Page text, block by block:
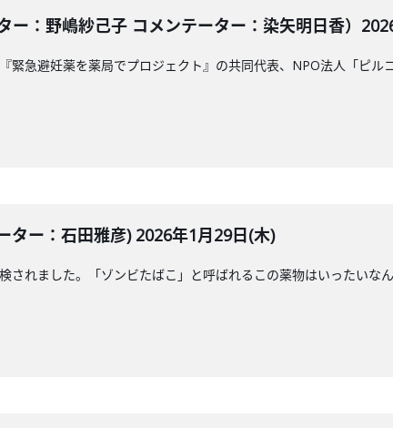
ー：野嶋紗己子 コメンテーター：染矢明日香）
緊急避妊薬を薬局でプロジェクト』の共同代表、NPO法人「ピル
ター：石田雅彦) 2026年1月29日(木)
れました。「ゾンビたばこ」と呼ばれるこの薬物はいったいな